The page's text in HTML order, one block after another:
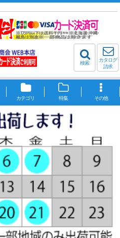
検索
カタログ
請求
カテゴリ 特集 その他